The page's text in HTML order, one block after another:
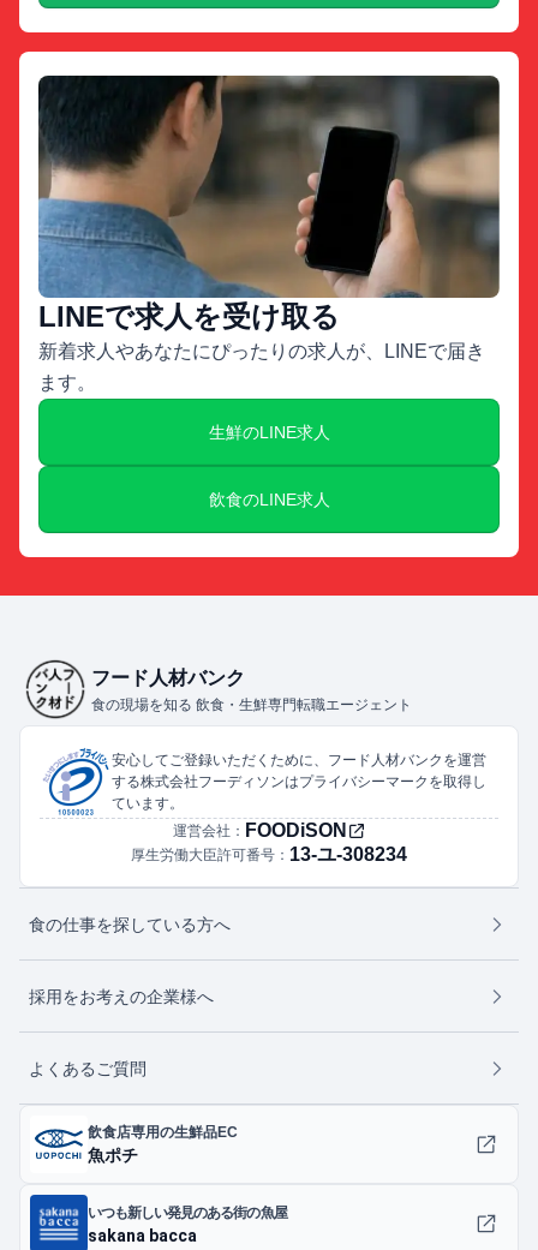
LINEで求人を受け取る
新着求人やあなたにぴったりの求人が、LINEで届き
ます。
生鮮のLINE求人
飲食のLINE求人
フード人材バンク
食の現場を知る 飲食・生鮮専門転職エージェント
安心してご登録いただくために、フード人材バンクを運営
する株式会社フーディソンはプライバシーマークを取得し
ています。
運営会社： FOODiSON
厚生労働大臣許可番号： 13-ユ-308234
食の仕事を探している方へ
採用をお考えの企業様へ
よくあるご質問
飲食店専用の生鮮品EC
魚ポチ
いつも新しい発見のある街の魚屋
sakana bacca